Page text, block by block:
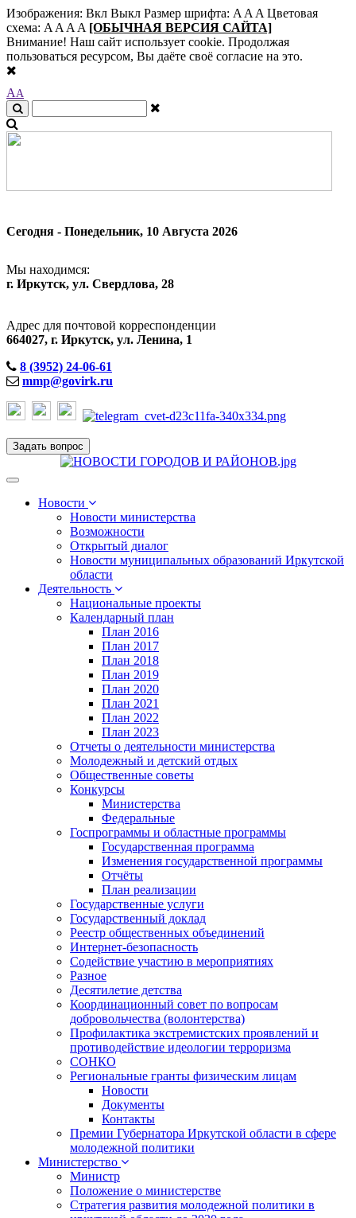
Изображения: Вкл Выкл Размер шрифта: A A A Цветовая
схема: A A A A [ОБЫЧНАЯ ВЕРСИЯ САЙТА]
Внимание! Наш сайт использует cookie. Продолжая
пользоваться ресурсом, Вы даёте своё согласие на это.
AA
Сегодня - Понедельник, 10 Августа 2026
Мы находимся:
г. Иркутск, ул. Свердлова, 28
Адрес для почтовой корреспонденции
664027, г. Иркутск, ул. Ленина, 1
8 (3952) 24-06-61
mmp@govirk.ru
Задать вопрос
Toggle
navigationНовости
Новости министерства
Возможности
Открытый диалог
Новости муниципальных образований Иркутской
области
Деятельность
Национальные проекты
Календарный план
План 2016
План 2017
План 2018
План 2019
План 2020
План 2021
План 2022
План 2023
Отчеты о деятельности министерства
Молодежный и детский отдых
Общественные советы
Конкурсы
Министерства
Федеральные
Госпрограммы и областные программы
Государственная программа
Изменения государственной программы
Отчёты
План реализации
Государственные услуги
Государственный доклад
Реестр общественных объединений
Интернет-безопасность
Содействие участию в мероприятиях
Разное
Десятилетие детства
Координационный совет по вопросам
добровольчества (волонтерства)
Профилактика экстремистских проявлений и
противодействие идеологии терроризма
СОНКО
Региональные гранты физическим лицам
Новости
Документы
Контакты
Премии Губернатора Иркутской области в сфере
молодежной политики
Министерство
Министр
Положение о министерстве
Стратегия развития молодежной политики в